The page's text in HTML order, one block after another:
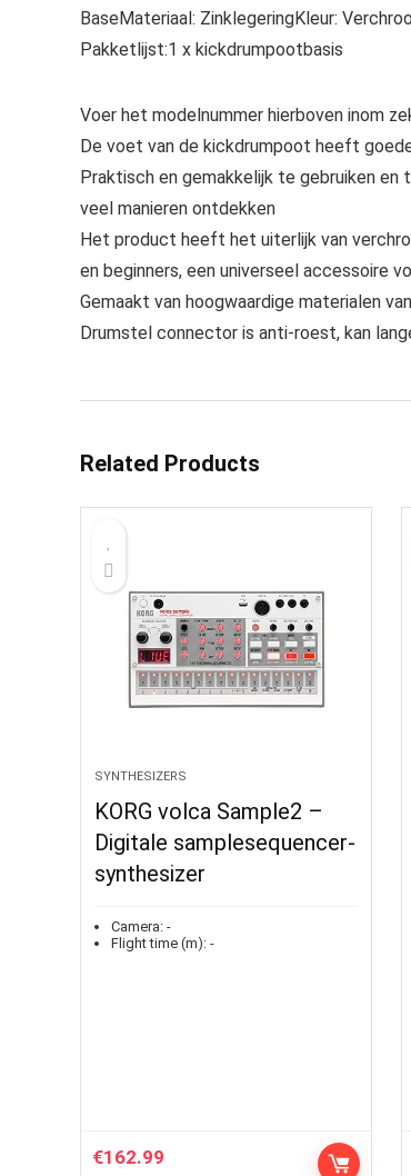
BaseMateriaal: ZinklegeringKleur:
Pakketlijst:1 x kickdrumpootbasis
Voer het modelnummer hierboven inom
De voet van de kickdrumpoot heeft
Praktisch en gemakkelijk te gebruiken
veel manieren ontdekken
Het product heeft het uiterlijk van
en beginners, een universeel accessoire
Gemaakt van hoogwaardige materialen
Drumstel connector is anti-roest, kan
Related Products
SYNTHESIZERS
KORG volca Sample2 –
Digitale samplesequencer-
synthesizer
Camera: -
Flight time (m): -
€162.99